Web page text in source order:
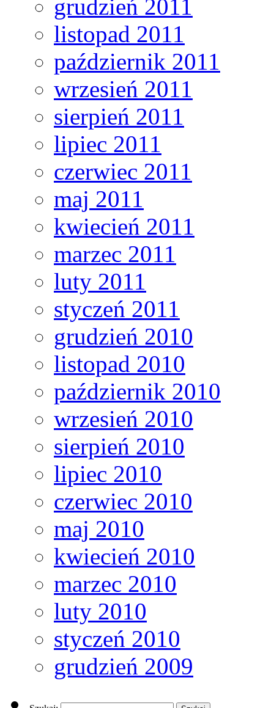
grudzień 2011
listopad 2011
październik 2011
wrzesień 2011
sierpień 2011
lipiec 2011
czerwiec 2011
maj 2011
kwiecień 2011
marzec 2011
luty 2011
styczeń 2011
grudzień 2010
listopad 2010
październik 2010
wrzesień 2010
sierpień 2010
lipiec 2010
czerwiec 2010
maj 2010
kwiecień 2010
marzec 2010
luty 2010
styczeń 2010
grudzień 2009